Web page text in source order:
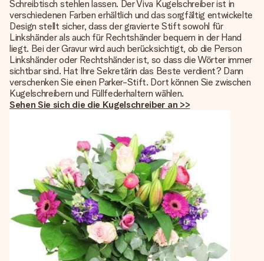
Schreibtisch stehlen lassen. Der Viva Kugelschreiber ist in
verschiedenen Farben erhältlich und das sorgfältig entwickelte
Design stellt sicher, dass der gravierte Stift sowohl für
Linkshänder als auch für Rechtshänder bequem in der Hand
liegt. Bei der Gravur wird auch berücksichtigt, ob die Person
Linkshänder oder Rechtshänder ist, so dass die Wörter immer
sichtbar sind. Hat Ihre Sekretärin das Beste verdient? Dann
verschenken Sie einen Parker-Stift. Dort können Sie zwischen
Kugelschreibern und Füllfederhaltern wählen.
Sehen Sie sich die die Kugelschreiber an >>